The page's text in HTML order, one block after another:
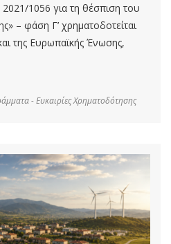
1056 για τη θέσπιση του
– φάση Γ’ χρηματοδοτείται
της Ευρωπαϊκής Ένωσης,
- Ευκαιρίες Χρηματοδότησης